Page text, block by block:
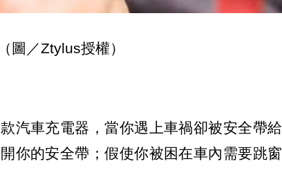
圖／Ztylus授權）
汽車充電器，當你遇上車禍卻被安全帶給
你的安全帶；假使你被困在車內需要跳窗